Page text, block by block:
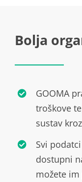
Bolja
GOOMA
troškove
sustav
Svi
dostupni
možete